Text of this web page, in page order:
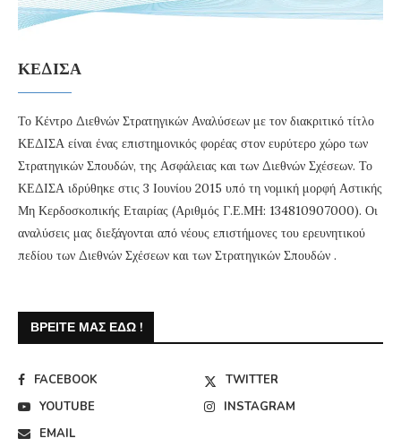
ΚΕΔΙΣΑ
Το Κέντρο Διεθνών Στρατηγικών Αναλύσεων με τον διακριτικό τίτλο
ΚΕΔΙΣΑ είναι ένας επιστημονικός φορέας στον ευρύτερο χώρο των
Στρατηγικών Σπουδών, της Ασφάλειας και των Διεθνών Σχέσεων. Το
ΚΕΔΙΣΑ ιδρύθηκε στις 3 Ιουνίου 2015 υπό τη νομική μορφή Αστικής
Μη Κερδοσκοπικής Εταιρίας (Αριθμός Γ.Ε.ΜΗ: 134810907000). Οι
αναλύσεις μας διεξάγονται από νέους επιστήμονες του ερευνητικού
πεδίου των Διεθνών Σχέσεων και των Στρατηγικών Σπουδών .
ΒΡΕΊΤΕ ΜΑΣ ΕΔΏ !
FACEBOOK
TWITTER
YOUTUBE
INSTAGRAM
EMAIL